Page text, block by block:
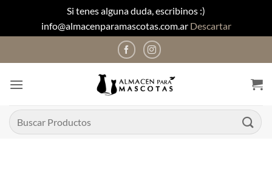
Si tenes alguna duda, escribinos :)
info@almacenparamascotas.com.ar Descartar
Buscar
por: